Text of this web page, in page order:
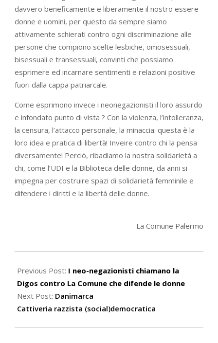
davvero beneficamente e liberamente il nostro essere
donne e uomini, per questo da sempre siamo
attivamente schierati contro ogni discriminazione alle
persone che compiono scelte lesbiche, omosessuali,
bisessuali e transessuali, convinti che possiamo
esprimere ed incarnare sentimenti e relazioni positive
fuori dalla cappa patriarcale.
Come esprimono invece i neonegazionisti il loro assurdo
e infondato punto di vista ? Con la violenza, l’intolleranza,
la censura, l’attacco personale, la minaccia: questa è la
loro idea e pratica di libertà! Inveire contro chi la pensa
diversamente! Perciò, ribadiamo la nostra solidarietà a
chi, come l’UDI e la Biblioteca delle donne, da anni si
impegna per costruire spazi di solidarietà femminile e
difendere i diritti e la libertà delle donne.
La Comune Palermo
06-
17
Previous Post: I neo-negazionisti chiamano la
Digos contro La Comune che difende le donne
Next Post: Danimarca
Cattiveria razzista (social)democratica